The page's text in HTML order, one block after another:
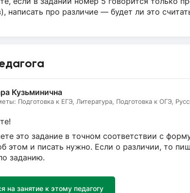
написать про различие — будет ли это
Кузьминична
Подготовка к ЕГЭ, Литература, Подготовка к ОГЭ,
это задание в точном соответствии с
этом и писать нужно. Если о различии, то
заданию.
на занятие к этому педагогу